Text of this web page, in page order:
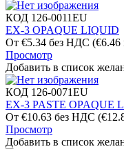
КОД 126-0011EU
EX-3 OPAQUE LIQUID
От €5.34 без НДС (€6.46
Просмотр
Добавить в список
КОД 126-0071EU
EX-3 PASTE OPAQUE
От €10.63 без НДС (€
Просмотр
Добавить в список